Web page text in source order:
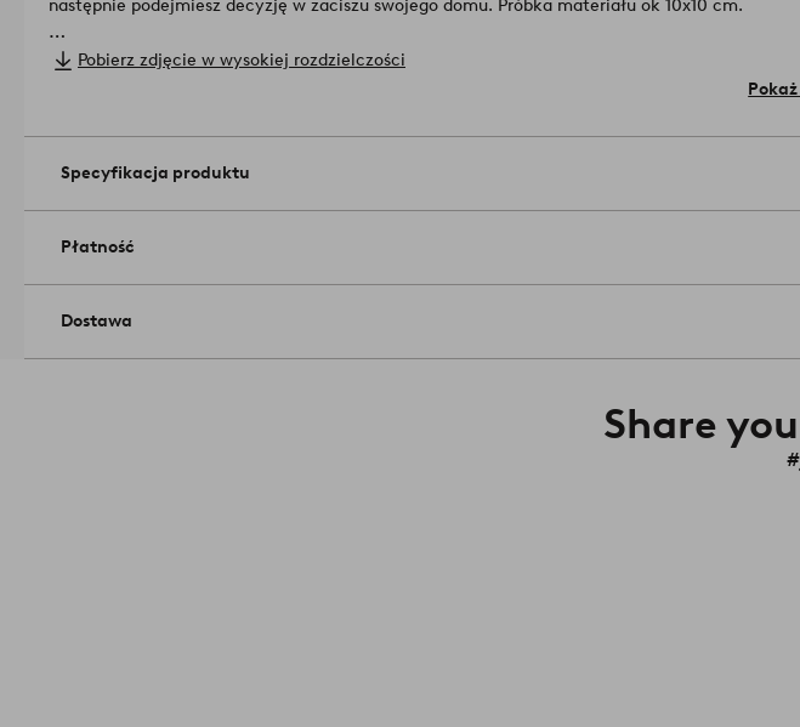
następnie podejmiesz decyzję w zaciszu swojego domu. Próbka materiału ok 10x10 cm.
Jakość materiału: Przednia strona: 95% poliester i 5% poliamid. Podkład: Lateks.
Odporność na światło: 4,5/5
Mechacenie: 4/5Numer artykułu: 1730585-04-0
Pobierz zdjęcie w wysokiej rozdzielczości
Specyfikacja produktu
Płatność
Dostawa
Share